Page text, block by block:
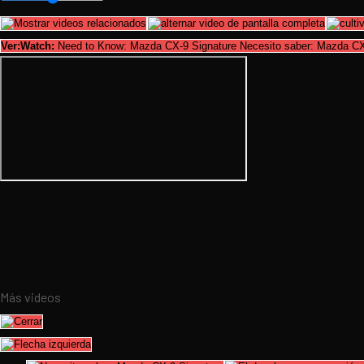
Ver:Watch: Need to Know: Mazda CX-9 Signature Necesito saber: Mazda
Más videos